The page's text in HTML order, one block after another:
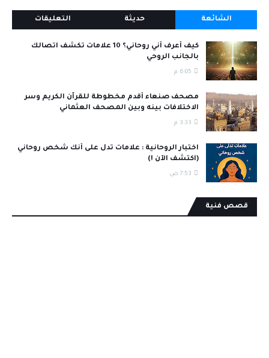
الشائعة حديثة التعليقات
كيف أعرف أني روحاني؟ 10 علامات تكشف اتصالك
بالجانب الروحي
6:05 م
مصحف صنعاء أقدم مخطوطة للقرآن الكريم وسر
الاختلافات بينه وبين المصحف العثماني
3:33 م
اختبار الروحانية : علامات تدل على أنك شخص روحاني
(اكتشف الآن !)
7:53 ص
قصص فنية